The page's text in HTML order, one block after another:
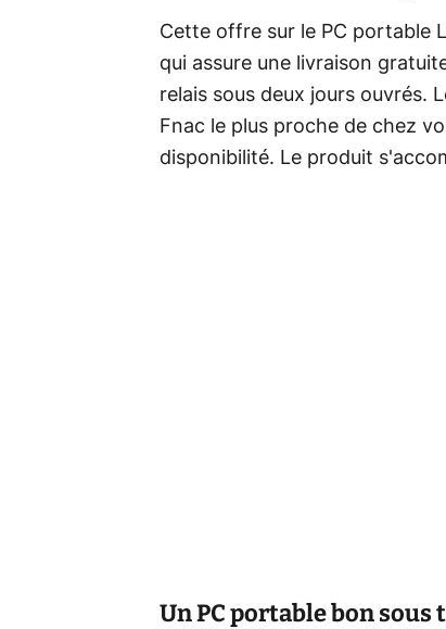
Cette offre sur le PC portable
qui assure une livraison
relais sous deux jours ouvrés.
Fnac le plus proche de chez
disponibilité. Le produit
Un PC portable bon